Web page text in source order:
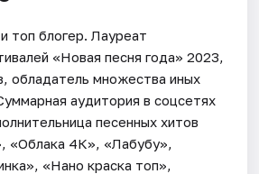
топ блогер. Лауреат
«Новая песня года» 2023,
обладатель множества иных
аудитория в соцсетях
песенных хитов
«Облака 4К», «Лабубу»,
«Нано краска топ»,